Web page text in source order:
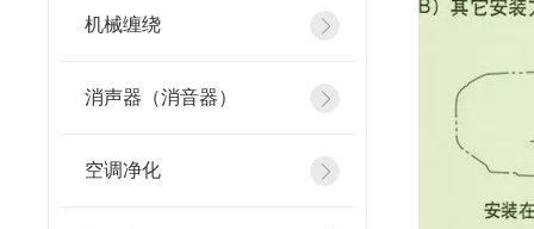
机械缠绕
消声器（消音器）
空调净化